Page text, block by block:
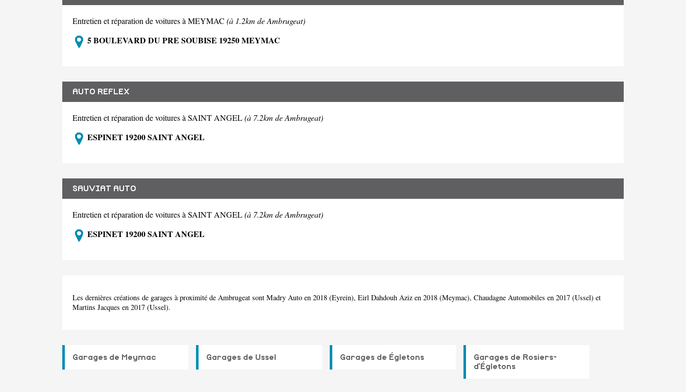
Entretien et réparation de voitures à MEYMAC (à 1.2km de Ambrugeat)
5 BOULEVARD DU PRE SOUBISE 19250 MEYMAC
AUTO REFLEX
Entretien et réparation de voitures à SAINT ANGEL(à 7.2km de Ambrugeat)
ESPINET 19200 SAINT ANGEL
SAUVIAT AUTO
Entretien et réparation de voitures à SAINT ANGEL(à 7.2km de Ambrugeat)
ESPINET 19200 SAINT ANGEL
Les dernières créations de garages à proximité de Ambrugeat sont Madry Auto en 2018 (Eyrein), Eirl Dahdouh Aziz en 2018 (Meymac), Chaudagne Automobiles en 2017 (Ussel) et
Martins Jacques en 2017 (Ussel).
Garages de Meymac Garages de Ussel Garages de Égletons
Garages de Rosiers-
d'Égletons